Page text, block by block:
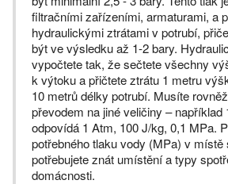
filtračními zařízeními, armaturami, a
hydraulickými ztrátami v potrubí,
být ve výsledku až 1-2 bary.
vypočtete tak, že sečtete všechny
k výtoku a přičtete ztrátu 1 metru
10 metrů délky potrubí. Musíte
převodem na jiné veličiny –
odpovídá 1 Atm, 100 J/kg, 0,1 MPa.
potřebného tlaku vody (MPa) v místě
potřebujete znát umístění a typy
domácnosti.